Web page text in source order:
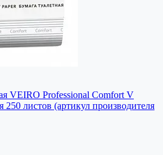
VEIRO Professional Comfort V
250 листов (артикул производителя